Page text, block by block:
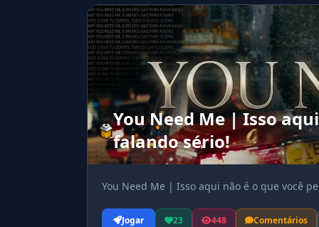
You Need Me | Isso
falando sério!
You Need Me | Isso aqui não é o que você
Jogar 23 448 Comentários